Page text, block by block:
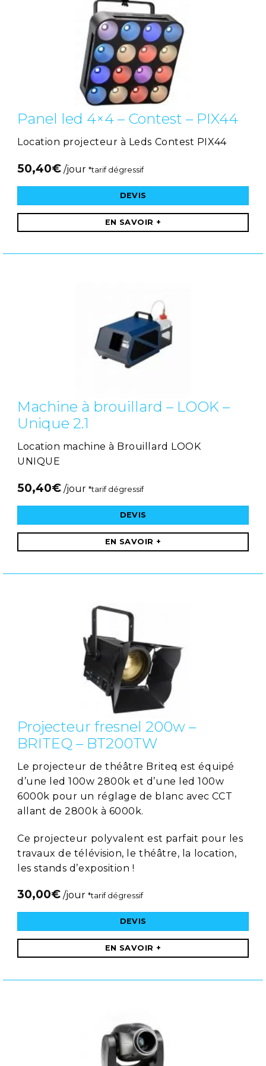
Panel led 4×4 – Contest – PIX44
Location projecteur à Leds Contest PIX44
50,40€ /jour *tarif dégressif
DEVIS
EN SAVOIR +
Machine à brouillard – LOOK –
Unique 2.1
Location machine à Brouillard LOOK
UNIQUE
50,40€ /jour *tarif dégressif
DEVIS
EN SAVOIR +
Projecteur fresnel 200w –
BRITEQ – BT200TW
Le projecteur de théâtre Briteq est équipé
d’une led 100w 2800k et d’une led 100w
6000k pour un réglage de blanc avec CCT
allant de 2800k à 6000k.
Ce projecteur polyvalent est parfait pour les
travaux de télévision, le théâtre, la location,
les stands d’exposition !
30,00€ /jour *tarif dégressif
DEVIS
EN SAVOIR +